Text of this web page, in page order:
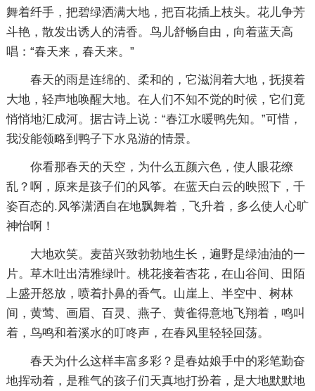
舞着纤手，把碧绿洒满大地，把百花插上枝头。花儿争芳
斗艳，散发出诱人的清香。鸟儿舒畅自由，向着蓝天高
唱：“春天来，春天来。”
春天的雨是连绵的、柔和的，它滋润着大地，抚摸着
大地，轻声地唤醒大地。在人们不知不觉的时候，它们竟
悄悄地汇成河。据古诗上说：“春江水暖鸭先知。”可惜，
我没能领略到鸭子下水凫游的情景。
你看那春天的天空，为什么五颜六色，使人眼花缭
乱？啊，原来是孩子们的风筝。在蓝天白云的映照下，千
姿百态的.风筝潇洒自在地飘舞着，飞升着，多么使人心旷
神怡啊！
大地欢笑。麦苗兴致勃勃地生长，遍野是绿油油的一
片。草木吐出清雅绿叶。桃花接着杏花，在山谷间、田陌
上盛开怒放，喷着扑鼻的香气。山崖上、半空中、树林
间，黄莺、画眉、百灵、燕子、黄雀得意地飞翔着，鸣叫
着，鸟鸣和着溪水的叮咚声，在春风里轻轻回荡。
春天为什么这样丰富多彩？是春姑娘手中的彩笔勤奋
地挥动着，是稚气的孩子们天真地打扮着，是大地默默地